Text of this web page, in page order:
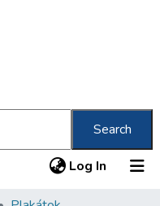
Search
Log In (current)